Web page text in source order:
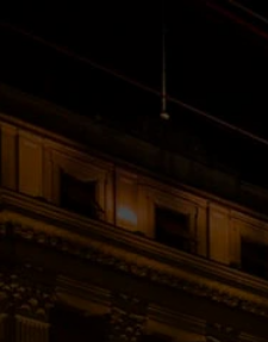
Para empresas
Para o mundo
Para inovadores